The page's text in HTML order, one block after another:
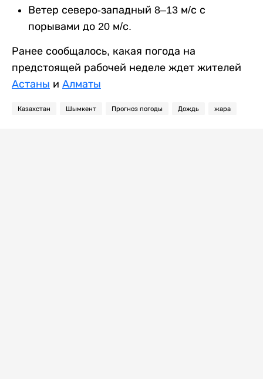
Ветер северо-западный 8–13 м/с с
порывами до 20 м/с.
Ранее сообщалось, какая погода на
предстоящей рабочей неделе ждет жителей
Астаны и Алматы
Казахстан Шымкент Прогноз погоды Дождь жара